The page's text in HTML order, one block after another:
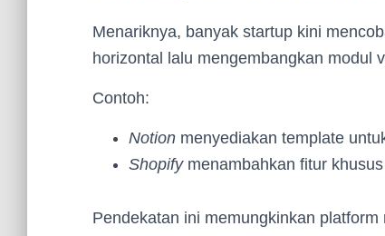
Menariknya, banyak startup kini
horizontal lalu mengembangkan modul
Contoh:
Notion menyediakan template
Shopifymenambahkan fitur
Pendekatan ini memungkinkan